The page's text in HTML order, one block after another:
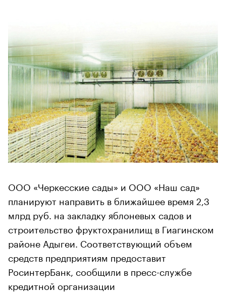
ООО «Черкесские сады» и ООО «Наш сад»
планируют направить в ближайшее время 2,3
млрд руб. на закладку яблоневых садов и
строительство фруктохранилищ в Гиагинском
районе Адыгеи. Соответствующий объем
средств предприятиям предоставит
РосинтерБанк, сообщили в пресс-службе
кредитной организации